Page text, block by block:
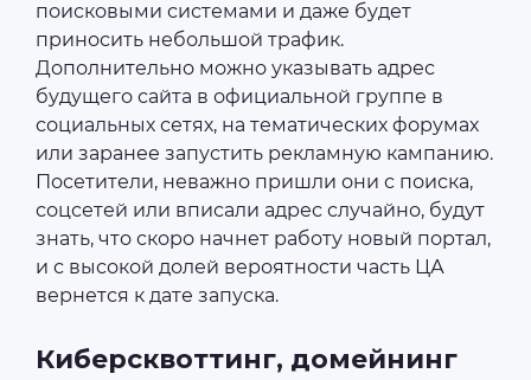
поисковыми системами и даже будет
приносить небольшой трафик.
Дополнительно можно указывать адрес
будущего сайта в официальной группе в
социальных сетях, на тематических форумах
или заранее запустить рекламную кампанию.
Посетители, неважно пришли они с поиска,
соцсетей или вписали адрес случайно, будут
знать, что скоро начнет работу новый портал,
и с высокой долей вероятности часть ЦА
вернется к дате запуска.
Киберсквоттинг, домейнинг